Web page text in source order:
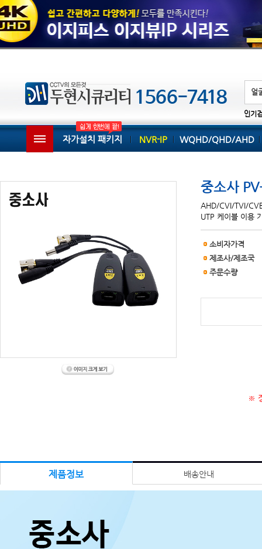
인기
자가설치 패키지 NVR-IP WQHD/QHD/AHD
중소사
AHD/CVI/TVI/
UTP 케이블 이용
소비자가격
제조사/제조국
주문수량
※
제품정보 배송안내